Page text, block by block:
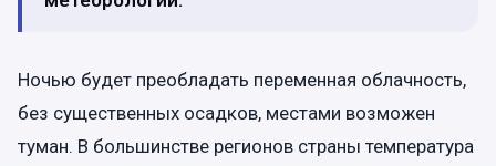
Ночью будет преобладать переменная облачность,
без существенных осадков, местами возможен
туман. В большинстве регионов страны температура